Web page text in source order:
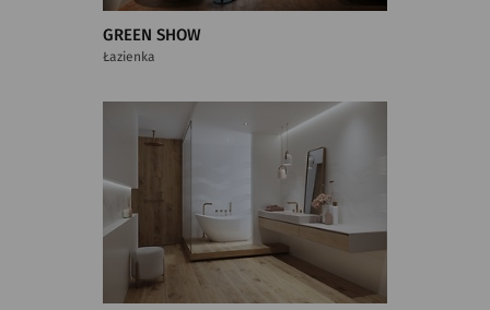
GREEN SHOW
Łazienka